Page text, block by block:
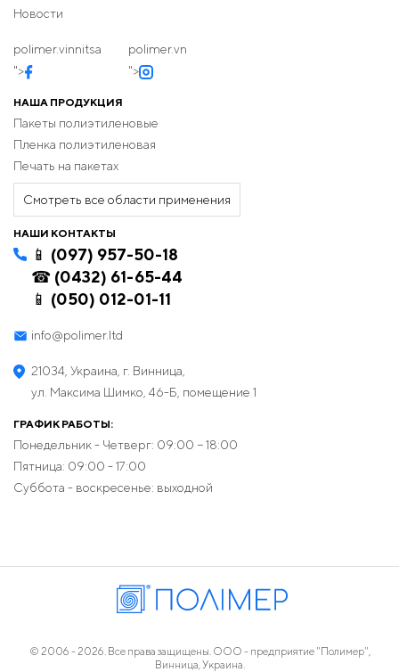
Новости
polimer.vinnitsa
">
polimer.vn
">
НАША ПРОДУКЦИЯ
Пакеты полиэтиленовые
Пленка полиэтиленовая
Печать на пакетах
Смотреть все области применения
НАШИ КОНТАКТЫ
📱 (097) 957-50-18
☎ (0432) 61-65-44
📱 (050) 012-01-11
info@polimer.ltd
21034, Украина, г. Винница,
ул. Максима Шимко, 46-Б, помещение 1
ГРАФИК РАБОТЫ:
Понедельник - Четверг: 09:00 − 18:00
Пятница: 09:00 - 17:00
Суббота - воскресенье: выходной
© 2006 - 2026. Все права защищены. ООО - предприятие "Полимер",
Винница, Украина.